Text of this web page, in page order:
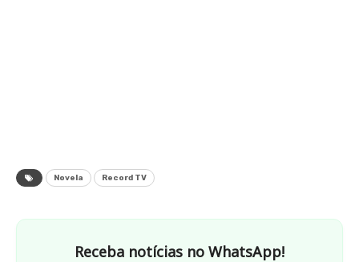
Novela Record TV
Receba notícias no WhatsApp!